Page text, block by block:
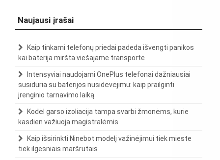
Naujausi įrašai
Kaip tinkami telefonų priedai padeda išvengti panikos
kai baterija miršta viešajame transporte
Intensyviai naudojami OnePlus telefonai dažniausiai
susiduria su baterijos nusidėvėjimu: kaip prailginti
įrenginio tarnavimo laiką
Kodėl garso izoliacija tampa svarbi žmonėms, kurie
kasdien važiuoja magistralėmis
Kaip išsirinkti Ninebot modelį važinėjimui tiek mieste
tiek ilgesniais maršrutais